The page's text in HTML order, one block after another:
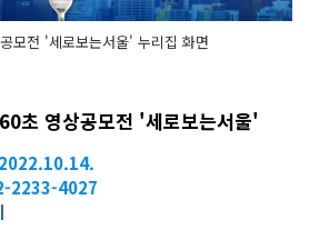
모전 '세로보는서울' 누리집 화면
초 영상공모전 '세로보는서울'
2233-4027